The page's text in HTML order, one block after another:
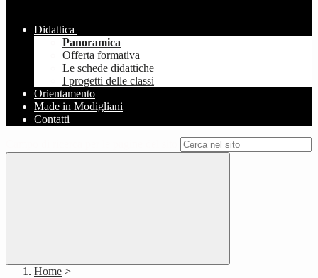
Didattica
Panoramica
Offerta formativa
Le schede didattiche
I progetti delle classi
Orientamento
Made in Modigliani
Contatti
Home >